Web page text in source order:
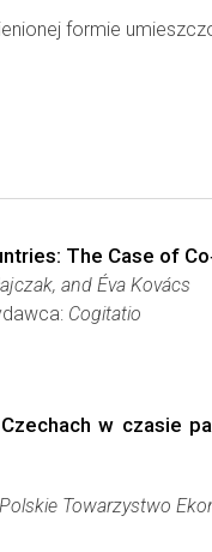
formie
The Case of
and Éva Kovács
Cogitatio
w czasie
Polskie Towarzystwo